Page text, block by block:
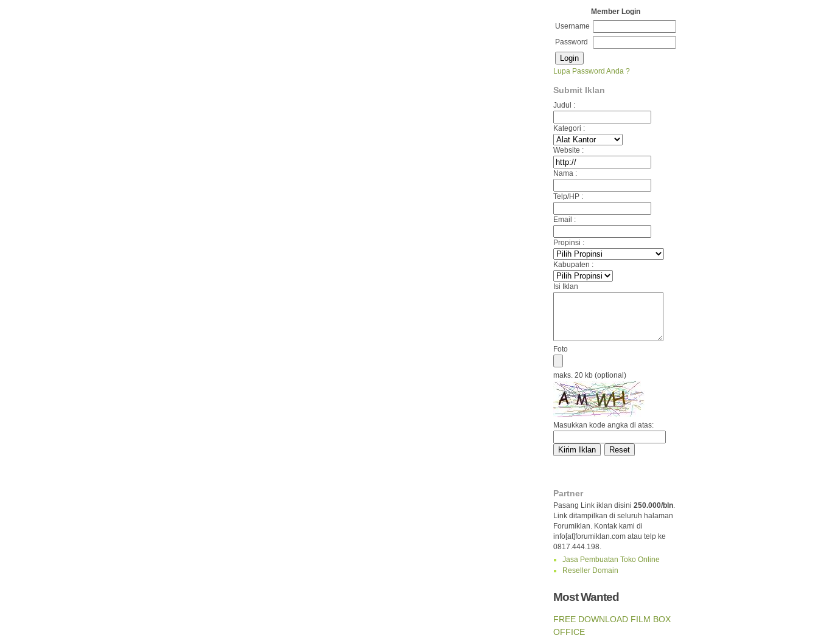
Member Login
Username
Password
Lupa Password Anda ?
Submit Iklan
Judul :
Kategori :
Website :
Nama :
Telp/HP :
Email :
Propinsi :
Kabupaten :
Isi Iklan
Foto
maks. 20 kb (optional)
Masukkan kode angka di atas:
Partner
Pasang Link iklan disini 250.000/bln.
Link ditampilkan di seluruh halaman
Forumiklan. Kontak kami di
info[at]forumiklan.com atau telp ke
0817.444.198.
Jasa Pembuatan Toko Online
Reseller Domain
Most Wanted
FREE DOWNLOAD FILM BOX
OFFICE